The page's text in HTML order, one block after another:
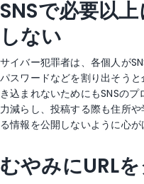
SNSで必要以
しない
サイバー犯罪者は、各個人が
パスワードなどを割り出そう
き込まれないためにもSNSの
力減らし、投稿する際も住所
る情報を公開しないように心が
むやみにURL